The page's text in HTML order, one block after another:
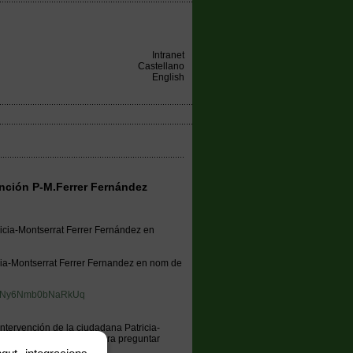
Intranet
Castellano
English
P-M.Ferrer Fernández
Montserrat Ferrer Fernández en
Montserrat Ferrer Fernandez en nom de
de la ciudadana Patricia-
Oikos Ambiental para preguntar